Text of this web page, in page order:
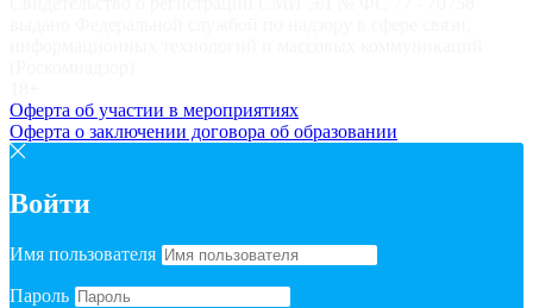
Оферта об участии в мероприятиях
Оферта о заключении договора об образовании
Войти
Имя пользователя
Пароль